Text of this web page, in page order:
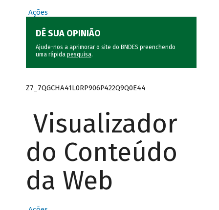
Ações
DÊ SUA OPINIÃO
Ajude-nos a aprimorar o site do BNDES preenchendo
uma rápida pesquisa.
Z7_7QGCHA41L0RP906P422Q9Q0E44
Visualizador
do Conteúdo
da Web